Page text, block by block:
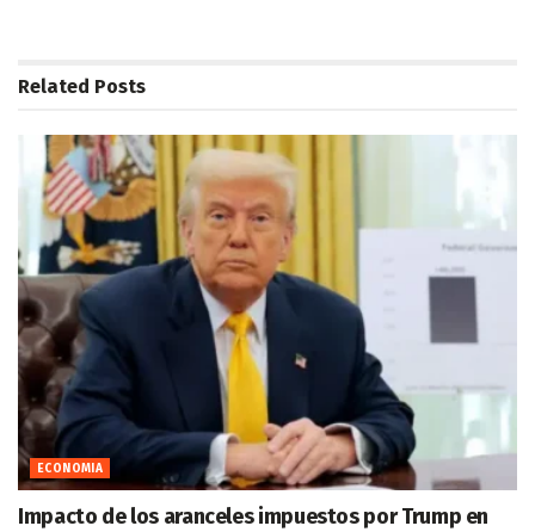
Related Posts
ECONOMIA
Impacto de los aranceles impuestos por Trump en